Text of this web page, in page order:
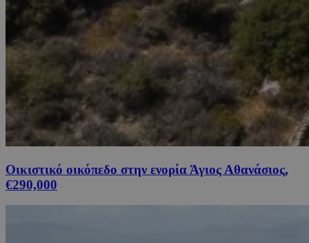
Οικιστικό οικόπεδο στην ενορία Άγιος Αθανάσιος,
€290,000